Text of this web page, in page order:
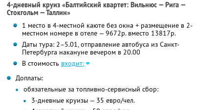
4-дневный круиз «Балтийский квартет: Вильнюс — Рига —
Стокгольм — Таллин»
1 место в 4-местной каюте без окна + размещение в 2-
местном номере в отеле — 9672р. вместо 13817р.
Даты тура: 2–5.01, отправление автобуса из Санкт-
Петербурга накануне вечером в 20.00
В стоимость входит:
Доплаты:
обязательные за топливно-сервисный сбор:
3-дневные круизы — 35 евро/чел.